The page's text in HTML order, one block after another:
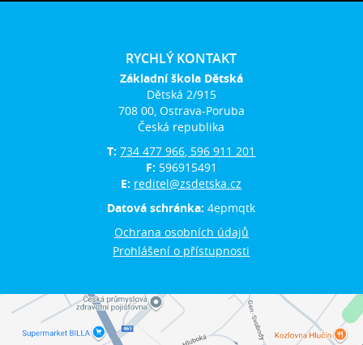
RYCHLÝ KONTAKT
Základní škola Dětská
Dětská 2/915
708 00, Ostrava-Poruba
Česká republika
T:734 477 966, 596 911 201
F: 596915491
E: reditel@zsdetska.cz
Datová schránka:4epmqtk
Ochrana osobních údajů
Prohlášení o přístupnosti